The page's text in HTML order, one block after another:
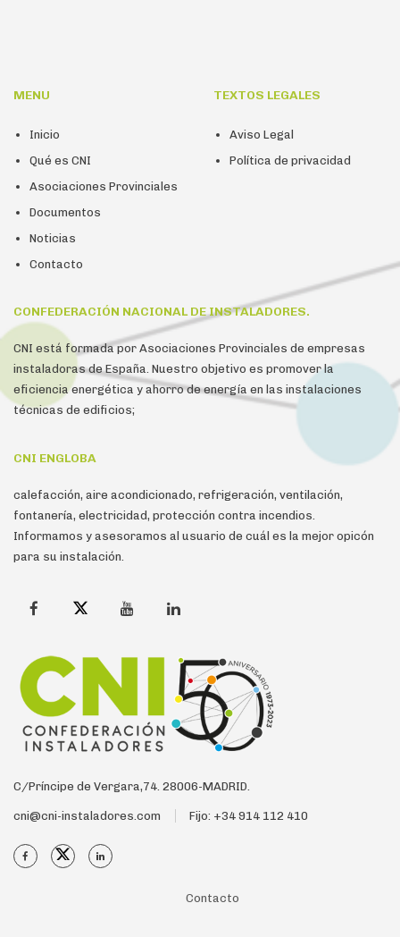
MENU
Inicio
Qué es CNI
Asociaciones Provinciales
Documentos
Noticias
Contacto
TEXTOS LEGALES
Aviso Legal
Política de privacidad
CONFEDERACIÓN NACIONAL DE INSTALADORES.
CNI está formada por Asociaciones Provinciales de empresas
instaladoras de España. Nuestro objetivo es promover la
eficiencia energética y ahorro de energía en las instalaciones
técnicas de edificios;
CNI ENGLOBA
calefacción, aire acondicionado, refrigeración, ventilación,
fontanería, electricidad, protección contra incendios.
Informamos y asesoramos al usuario de cuál es la mejor opicón
para su instalación.
C/Príncipe de Vergara,74. 28006-MADRID.
cni@cni-instaladores.com Fijo: +34 914 112 410
Contacto